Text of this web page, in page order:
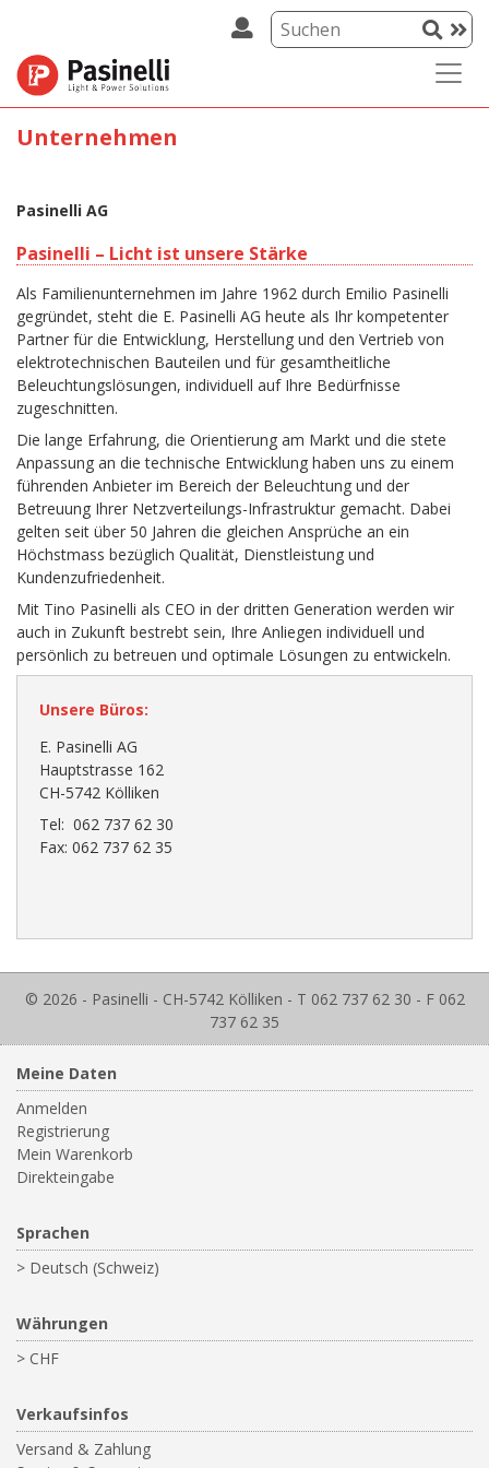
Unternehmen
Pasinelli AG
Pasinelli – Licht ist unsere Stärke
Als Familienunternehmen im Jahre 1962 durch Emilio Pasinelli
gegründet, steht die E. Pasinelli AG heute als Ihr kompetenter
Partner für die Entwicklung, Herstellung und den Vertrieb von
elektrotechnischen Bauteilen und für gesamtheitliche
Beleuchtungslösungen, individuell auf Ihre Bedürfnisse
zugeschnitten.
Die lange Erfahrung, die Orientierung am Markt und die stete
Anpassung an die technische Entwicklung haben uns zu einem
führenden Anbieter im Bereich der Beleuchtung und der
Betreuung Ihrer Netzverteilungs-Infrastruktur gemacht. Dabei
gelten seit über 50 Jahren die gleichen Ansprüche an ein
Höchstmass bezüglich Qualität, Dienstleistung und
Kundenzufriedenheit.
Mit Tino Pasinelli als CEO in der dritten Generation werden wir
auch in Zukunft bestrebt sein, Ihre Anliegen individuell und
persönlich zu betreuen und optimale Lösungen zu entwickeln.
Unsere Büros:
E. Pasinelli AG
Hauptstrasse 162
CH-5742 Kölliken
Tel: 062 737 62 30
Fax: 062 737 62 35
© 2026 - Pasinelli - CH-5742 Kölliken - T 062 737 62 30 - F 062
737 62 35
Meine Daten
Anmelden
Registrierung
Mein Warenkorb
Direkteingabe
Sprachen
> Deutsch (Schweiz)
Währungen
> CHF
Verkaufsinfos
Versand & Zahlung